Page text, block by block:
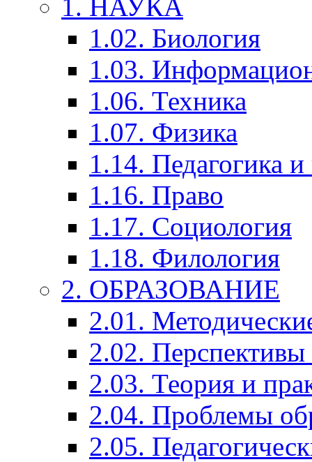
1. НАУКА
1.02. Биология
1.03.
1.06. Техника
1.07. Физика
1.14. Педагогика
1.16. Право
1.17. Социология
1.18. Филология
2. ОБРАЗОВАНИЕ
2.01.
2.02. Перспективы
2.03. Теория и
2.04. Проблемы
2.05.